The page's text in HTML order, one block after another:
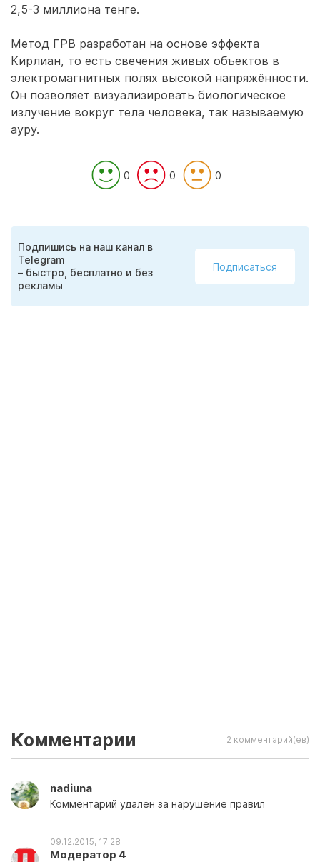
2,5-3 миллиона тенге.
Метод ГРВ разработан на основе эффекта
Кирлиан, то есть свечения живых объектов в
электромагнитных полях высокой напряжённости.
Он позволяет визуализировать биологическое
излучение вокруг тела человека, так называемую
ауру.
0 0 0
Подпишись на наш канал в
Telegram
– быстро, бесплатно и без
рекламы
Подписаться
Комментарии 2 комментарий(ев)
nadiuna
Комментарий удален за нарушение правил
09.12.2015, 17:28
Модератор 4